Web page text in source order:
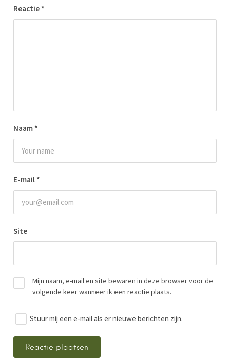
Reactie *
Naam *
E-mail *
Site
Mijn naam, e-mail en site bewaren in deze browser voor de
volgende keer wanneer ik een reactie plaats.
Stuur mij een e-mail als er nieuwe berichten zijn.